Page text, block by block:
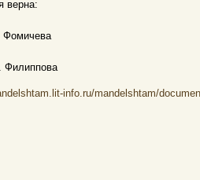
верна:
Фомичева
Филиппова
info.ru/mandelshtam/